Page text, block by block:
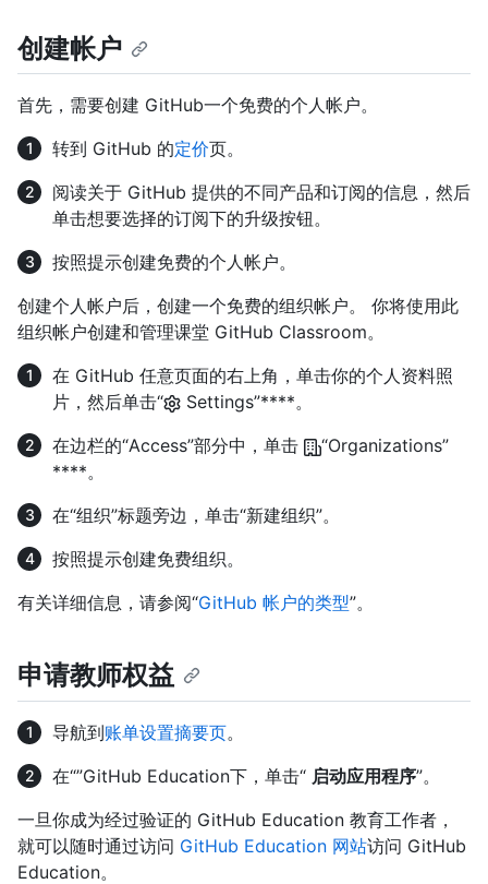
创建帐户
首先，需要创建 GitHub一个免费的个人帐户。
转到 GitHub 的定价页。
阅读关于 GitHub 提供的不同产品和订阅的信息，然后
单击想要选择的订阅下的升级按钮。
按照提示创建免费的个人帐户。
创建个人帐户后，创建一个免费的组织帐户。 你将使用此
组织帐户创建和管理课堂 GitHub Classroom。
在 GitHub 任意页面的右上角，单击你的个人资料照
片，然后单击“
Settings”****。
在边栏的“Access”部分中，单击
“Organizations”
****。
在“组织”标题旁边，单击“新建组织”。
按照提示创建免费组织。
有关详细信息，请参阅“GitHub 帐户的类型”。
申请教师权益
导航到账单设置摘要页。
在“”GitHub Education下，单击“ 启动应用程序”。
一旦你成为经过验证的 GitHub Education 教育工作者，
就可以随时通过访问 GitHub Education 网站访问 GitHub
Education。